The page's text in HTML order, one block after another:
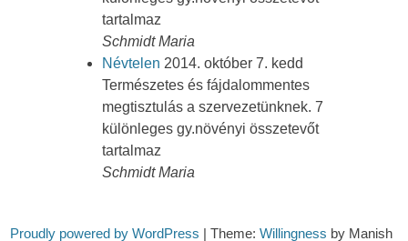
tartalmaz
Schmidt Maria
Névtelen 2014. október 7. kedd
Természetes és fájdalommentes
megtisztulás a szervezetünknek. 7
különleges gy.növényi összetevőt
tartalmaz
Schmidt Maria
Proudly powered by WordPress |Theme:Willingness by Manish